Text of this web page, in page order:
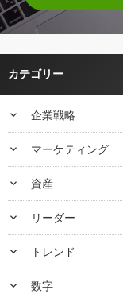
カテゴリー
keyboard_arrow_down 企業戦略
keyboard_arrow_down マーケティング
keyboard_arrow_down 資産
keyboard_arrow_down リーダー
keyboard_arrow_down トレンド
keyboard_arrow_down 数字